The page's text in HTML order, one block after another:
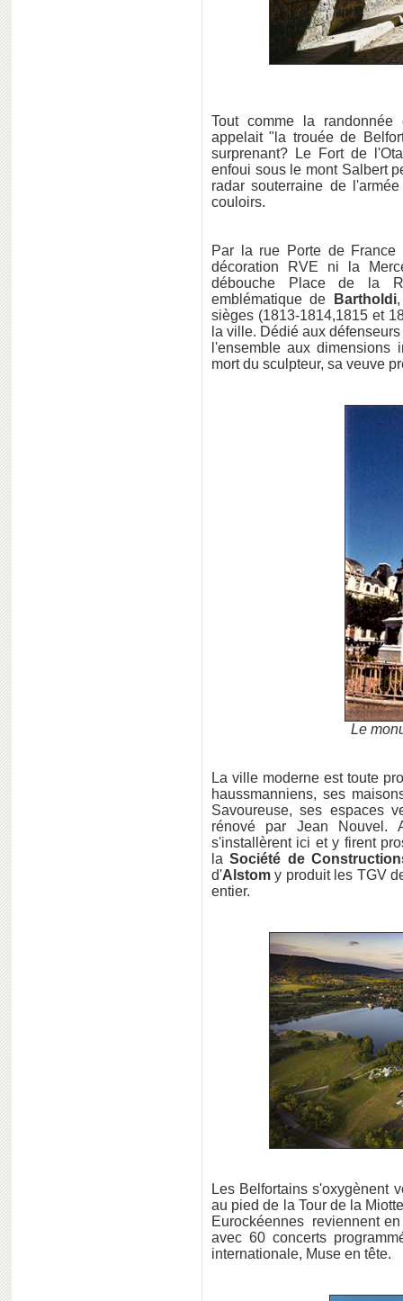
Tout comme la
appelait "la trouée de
surprenant? Le Fort de
enfoui sous le mont Salbert
radar souterraine de
couloirs.
Par la rue Porte de
décoration RVE ni la
débouche Place de la
emblématique de
Bartholdi
sièges (1813-1814,1815 et
la ville. Dédié aux
l'ensemble aux dimensions
mort du sculpteur, sa veuve
Le
La ville moderne est toute
haussmanniens, ses
Savoureuse, ses espaces
rénové par Jean Nouvel.
s'installèrent ici et y firent
laSociété de
d'Alstom y produit les TGV
entier.
Les Belfortains s'oxygènent
au pied de la Tour de la
Eurockéennes reviennent
avec 60 concerts
internationale, Muse en tête.